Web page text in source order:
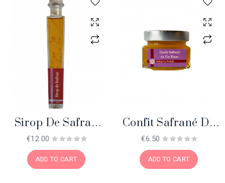
Sirop De Safran
Bio
€12.00
ADD TO CART
Confit Safrané De
Vin Blanc, 150 Gr.
€6.50
ADD TO CART